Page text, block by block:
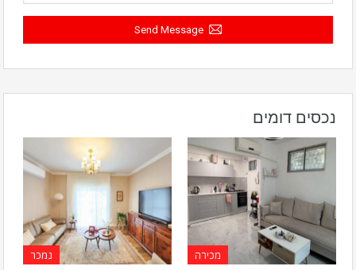
Send Message
נכסים דומים
מכירה נמכר